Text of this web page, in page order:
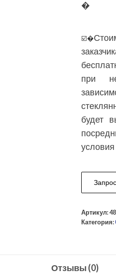
�
☑️�
при
будет
условия
Артикул:
Категория:
Отзывы (0)